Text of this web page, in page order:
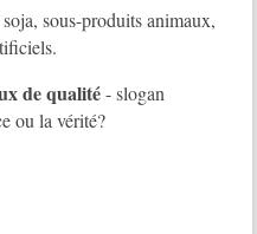
sous-produits animaux,
de qualité- slogan
ou la vérité?